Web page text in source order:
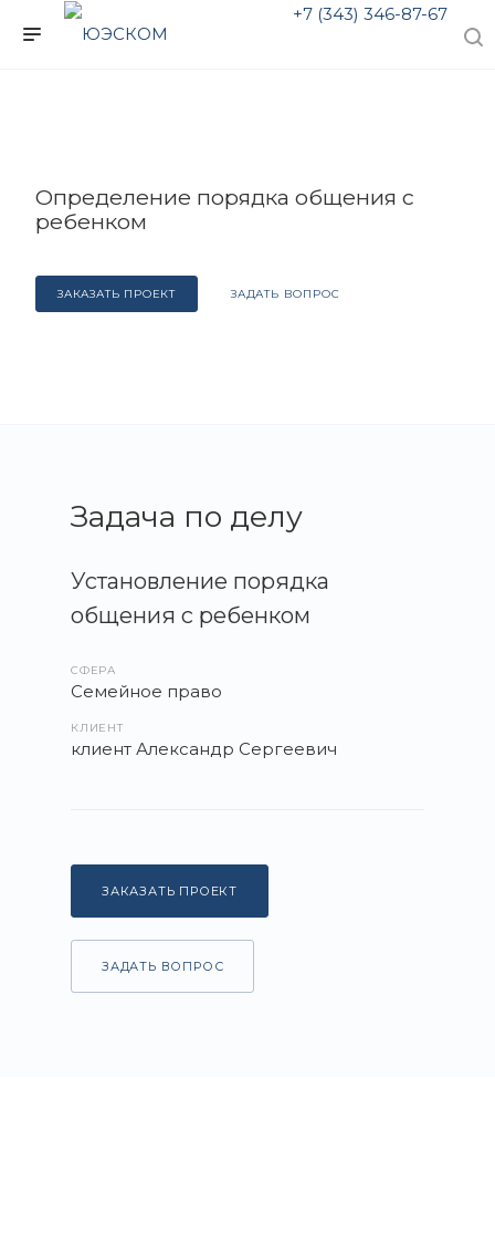
+7 (343) 346-87-67
Определение порядка общения с
ребенком
ЗАКАЗАТЬ ПРОЕКТ ЗАДАТЬ ВОПРОС
Задача по делу
Установление порядка
общения с ребенком
СФЕРА
Семейное право
КЛИЕНТ
клиент Александр Сергеевич
ЗАКАЗАТЬ ПРОЕКТ
ЗАДАТЬ ВОПРОС